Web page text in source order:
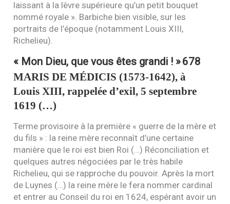
laissant à la lèvre supérieure qu’un petit bouquet
nommé royale ». Barbiche bien visible, sur les
portraits de l’époque (notamment LouisXIII,
Richelieu).
« Mon Dieu, que vous êtes grandi ! »678
MARIS DE MÉDICIS (1573-1642), à
LouisXIII, rappelée d’exil, 5 septembre
1619 (…)
Terme provisoire à la première « guerre de la mère et
du fils » : la reine mère reconnaît d’une certaine
manière que le roi est bien Roi (…) Réconciliation et
quelques autres négociées par le très habile
Richelieu, qui se rapproche du pouvoir. Après la mort
de Luynes (…) la reine mère le fera nommer cardinal
et entrer au Conseil du roi en 1624, espérant avoir un